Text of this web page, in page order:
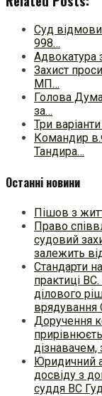
Суд
998…
Адвокатура
Захист
МП…
Голова
за…
Три
Командир
Тандира…
Останні новини
Пішов з
Право
судовий
залежить
Стандарти
практиці
ділового
врядування
Доручення
Юридичний
досвіду з
суддя ВС